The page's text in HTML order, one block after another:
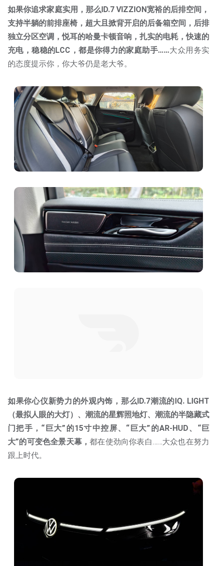
如果你追求家庭实用，那么ID.7 VIZZION宽裕的后排空间，
支持半躺的前排座椅，超大且掀背开启的后备箱空间，后排
独立分区空调，悦耳的哈曼卡顿音响，扎实的电耗，快速的
充电，稳稳的LCC，都是你得力的家庭助手……大众用务实
的态度提示你，你大爷仍是老大爷。
如果你心仪新势力的外观内饰，那么ID.7潮流的IQ. LIGHT
（最拟人眼的大灯）、潮流的星辉照地灯、潮流的半隐藏式
门把手，“巨大”的15寸中控屏、“巨大”的AR-HUD、“巨
大”的可变色全景天幕，都在使劲向你表白……大众也在努力
跟上时代。